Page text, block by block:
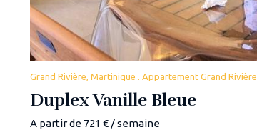
Grand Rivière, Martinique . Appartement Grand Rivière
Duplex Vanille Bleue
A partir de 721 € / semaine